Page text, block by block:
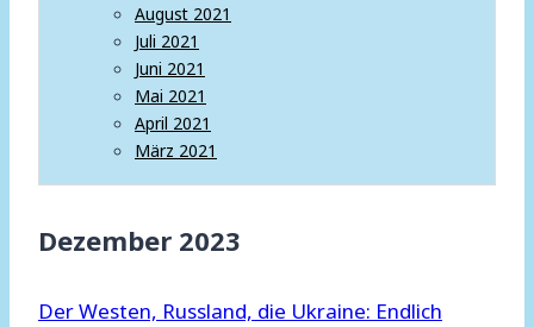
August 2021
Juli 2021
Juni 2021
Mai 2021
April 2021
März 2021
Dezember 2023
Der Westen, Russland, die Ukraine: Endlich